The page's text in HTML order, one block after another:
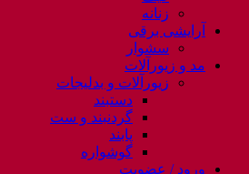
زنانه
آرایشی برقی
سشوار
مد و زیورآلات
زیورآلات و بدلیجات
دستبند
گردنبند و ست
پابند
گوشواره
ورود / عضویت